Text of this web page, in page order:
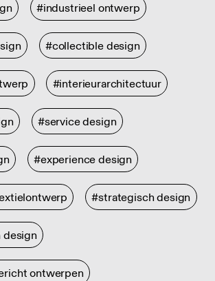
#industrieel ontwerp
#collectible design
#interieurarchitectuur
#service design
#experience design
#strategisch design
design
ontwerpen